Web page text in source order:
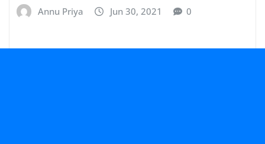
Annu Priya Jun 30, 2021 0